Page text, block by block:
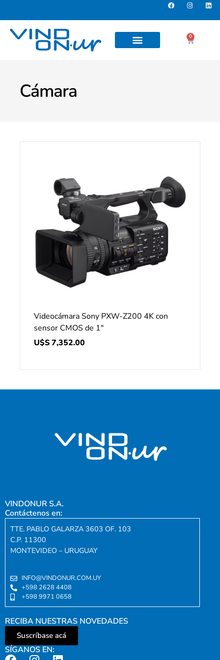
0
Cámara
Videocámara Sony PXW-Z200 4K con
sensor CMOS de 1″
U$S7,352.00
VINDONUR S.A.
Contáctenos en:
TTE. PABLO GALARZA 3603 OF. 103
C.P. 11300
MONTEVIDEO – URUGUAY
INFO@VINDONUR.COM.UY
+598 2628 4408
+598 9971 0658
RECIBA NUESTRAS NOVEDADES
Suscríbase acá
SÍGANOS EN: